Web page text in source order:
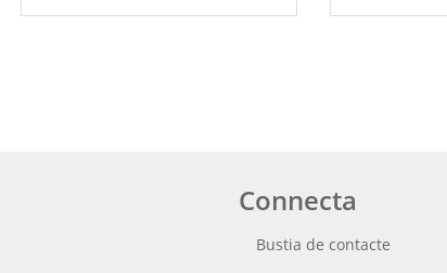
Connecta
Bustia de contacte